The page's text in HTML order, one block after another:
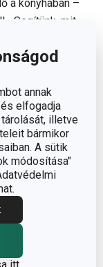
annak
elfogadja
illetve
bármikor
A sütik
módosítása"
a konyhában –
Segítünk, mit
a hagyományos
verziókig.